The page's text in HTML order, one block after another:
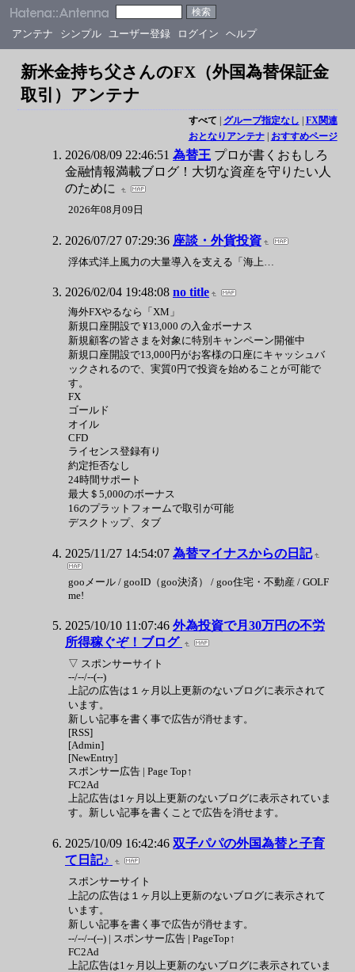
アンテナ シンプル ユーザー登録 ログイン ヘルプ
新米金持ち父さんのFX（外国為替保証金
取引）アンテナ
すべて | グループ指定なし | FX関連
おとなりアンテナ| おすすめページ
2026/08/09 22:46:51 為替王 プロが書くおもしろ
金融情報満載ブログ！大切な資産を守りたい人
のために
2026年08月09日
2026/07/27 07:29:36 座談・外貨投資
浮体式洋上風力の大量導入を支える「海上…
2026/02/04 19:48:08 no title
海外FXやるなら「XM」
新規口座開設で ¥13,000 の入金ボーナス
新規顧客の皆さまを対象に特別キャンペーン開催中
新規口座開設で13,000円がお客様の口座にキャッシュバ
ックされるので、実質0円で投資を始めることが可能で
す。
FX
ゴールド
オイル
CFD
ライセンス登録有り
約定拒否なし
24時間サポート
最大＄5,000のボーナス
16のプラットフォームで取引が可能
デスクトップ、タブ
2025/11/27 14:54:07 為替マイナスからの日記
gooメール / gooID（goo決済） / goo住宅・不動産 / GOLF
me!
2025/10/10 11:07:46 外為投資で月30万円の不労
所得稼ぐぞ！ブログ
▽ スポンサーサイト
--/--/--(--)
上記の広告は１ヶ月以上更新のないブログに表示されて
います。
新しい記事を書く事で広告が消せます。
[RSS]
[Admin]
[NewEntry]
スポンサー広告 | Page Top↑
FC2Ad
上記広告は1ヶ月以上更新のないブログに表示されていま
す。新しい記事を書くことで広告を消せます。
2025/10/09 16:42:46 双子パパの外国為替と子育
て日記♪
スポンサーサイト
上記の広告は１ヶ月以上更新のないブログに表示されて
います。
新しい記事を書く事で広告が消せます。
--/--/--(--) | スポンサー広告 | PageTop↑
FC2Ad
上記広告は1ヶ月以上更新のないブログに表示されていま